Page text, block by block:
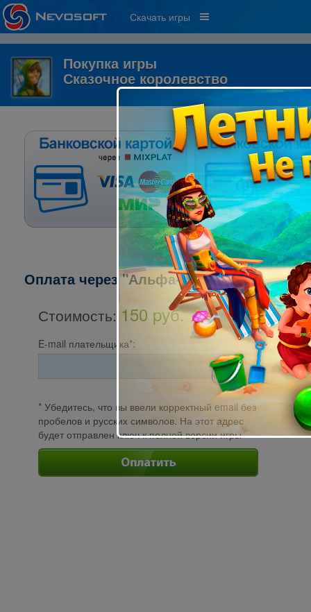
Скачать игры
Покупка игры
Сказочное королевство
Оплата через "Альфа-клик":
Стоимость: 150 pуб.
E-mail плательщика*:
* Убедитесь, что вы ввели корректный email без
пробелов и русских символов. На этот адрес
будет отправлен ключ к полной версии игры